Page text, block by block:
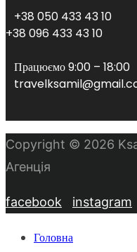
+38 050 433 43 10
+38 096 433 43 10
Працюємо 9:00 – 18:00
Copyright © 2026
Агенція
facebook instagram
Головна